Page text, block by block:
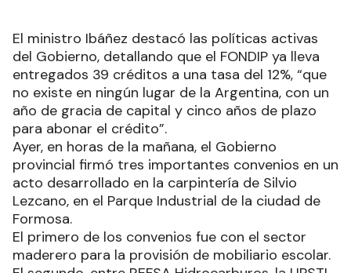
El ministro Ibáñez destacó las políticas activas
del Gobierno, detallando que el FONDIP ya lleva
entregados 39 créditos a una tasa del 12%, “que
no existe en ningún lugar de la Argentina, con un
año de gracia de capital y cinco años de plazo
para abonar el crédito”.
Ayer, en horas de la mañana, el Gobierno
provincial firmó tres importantes convenios en un
acto desarrollado en la carpintería de Silvio
Lezcano, en el Parque Industrial de la ciudad de
Formosa.
El primero de los convenios fue con el sector
maderero para la provisión de mobiliario escolar.